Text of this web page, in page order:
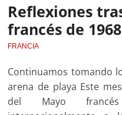
Reflexiones
francés de 1968
FRANCIA
Continuamos tomando
arena de playa Este
del Mayo